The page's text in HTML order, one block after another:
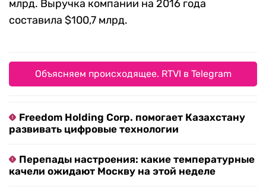
млрд. Выручка компании на 2016 года
составила $100,7 млрд.
Объясняем происходящее. RTVI в Telegram
Freedom Holding Corp. помогает Казахстану
развивать цифровые технологии
Перепады настроения: какие температурные
качели ожидают Москву на этой неделе